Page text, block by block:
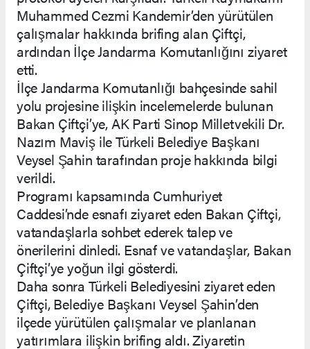
Muhammed Cezmi Kandemir’den yürütülen
çalışmalar hakkında brifing alan Çiftçi,
ardından İlçe Jandarma Komutanlığını ziyaret
etti.
İlçe Jandarma Komutanlığı bahçesinde sahil
yolu projesine ilişkin incelemelerde bulunan
Bakan Çiftçi’ye, AK Parti Sinop Milletvekili Dr.
Nazım Maviş ile Türkeli Belediye Başkanı
Veysel Şahin tarafından proje hakkında bilgi
verildi.
Programı kapsamında Cumhuriyet
Caddesi’nde esnafı ziyaret eden Bakan Çiftçi,
vatandaşlarla sohbet ederek talep ve
önerilerini dinledi. Esnaf ve vatandaşlar, Bakan
Çiftçi’ye yoğun ilgi gösterdi.
Daha sonra Türkeli Belediyesini ziyaret eden
Çiftçi, Belediye Başkanı Veysel Şahin’den
ilçede yürütülen çalışmalar ve planlanan
yatırımlara ilişkin brifing aldı. Ziyaretin